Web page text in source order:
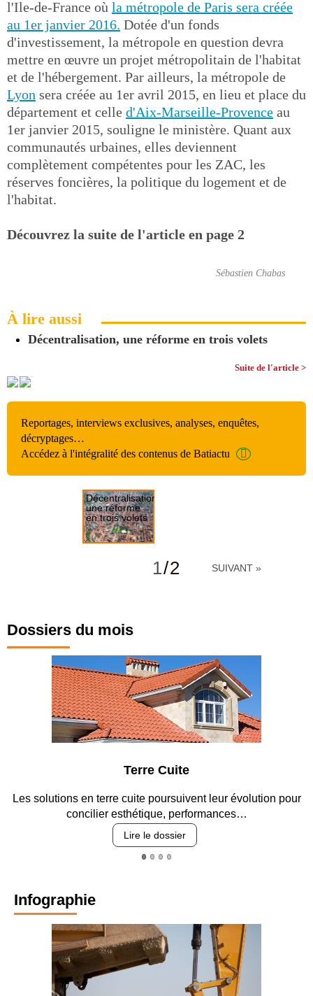
l'Ile-de-France où la métropole de Paris sera créée
au 1er janvier 2016. Dotée d'un fonds
d'investissement, la métropole en question devra
mettre en œuvre un projet métropolitain de l'habitat
et de l'hébergement. Par ailleurs, la métropole de
Lyon sera créée au 1er avril 2015, en lieu et place du
département et celle d'Aix-Marseille-Provence au
1er janvier 2015, souligne le ministère. Quant aux
communautés urbaines, elles deviennent
complètement compétentes pour les ZAC, les
réserves foncières, la politique du logement et de
l'habitat.
Découvrez la suite de l'article en page 2
Sébastien Chabas
À lire aussi
Décentralisation, une réforme en trois volets
Suite de l'article >
Reportages, interviews exclusives, analyses, enquêtes,
décryptages…
Accédez à l'intégralité des contenus de Batiactu
Décentralisation,
une réforme
en trois volets
1/2 SUIVANT »
Dossiers du mois
Entre circulation, sécurisation des accès, durabilité des
revêtements et intégration…
Lire le dossier
Infographie